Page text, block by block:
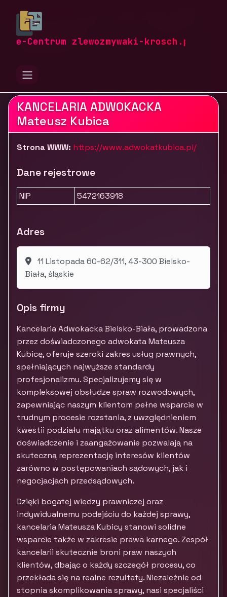
e-Centrum zlewozmywaki-krosch.pl
zlewozmywaki-krosch.pl
Usługi prawne
Kancelaria Adwokacka Bielsko-Biała | Adwokat
KANCELARIA ADWOKACKA
Mateusz Kubica
Strona WWW: https://www.adwokatkubica.pl/
Dane rejestrowe
NIP 5472163918
Adres
11 Listopada 60-62/311, 43-300 Bielsko-
Biała, śląskie
Opis firmy
Kancelaria Adwokacka Bielsko-Biała, prowadzona
przez doświadczonego adwokata Mateusza
Kubicę, oferuje szeroki zakres usług prawnych,
spełniających najwyższe standardy
profesjonalizmu. Specjalizujemy się w
kompleksowej obsłudze spraw rozwodowych,
zapewniając naszym klientom pełne wsparcie w
trudnym procesie rozstania, z uwzględnieniem
kwestii podziału majątku oraz alimentów. Nasze
doświadczenie i zaangażowanie pozwalają na
skuteczną reprezentację interesów klientów
zarówno w postępowaniach sądowych, jak i
negocjacjach przedsądowych.
Dzięki bogatej wiedzy prawniczej oraz
indywidualnemu podejściu do każdej sprawy,
kancelaria Mateusza Kubicy stanowi solidne
wsparcie także w zakresie prawa karnego. Zespół
kancelarii skutecznie broni praw naszych
klientów, dbając o każdy szczegół procesu, co
przekłada się na realne rezultaty. Niezależnie od
stopnia skomplikowania sprawy, nasi specjaliści